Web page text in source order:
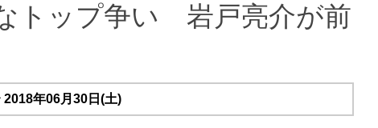
トップ争い 岩戸亮介が前
2018年06月30日(土)